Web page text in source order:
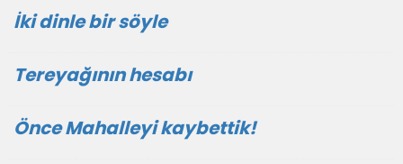
İki dinle bir söyle
Tereyağının hesabı
Önce Mahalleyi kaybettik!